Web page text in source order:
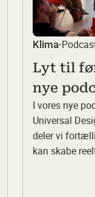
Klima·
Lyt til
nye
I vores nye
Universal
deler vi
kan skabe